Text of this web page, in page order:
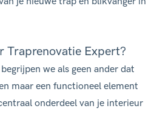
Traprenovatie Expert?
we als geen ander dat
maar een functioneel element
onderdeel van je interieur